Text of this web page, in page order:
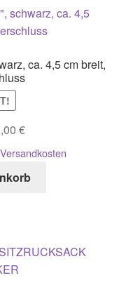
ca. 4,5 cm breit,
€
€Aktueller
Preis
11,00 €.
Versandkosten